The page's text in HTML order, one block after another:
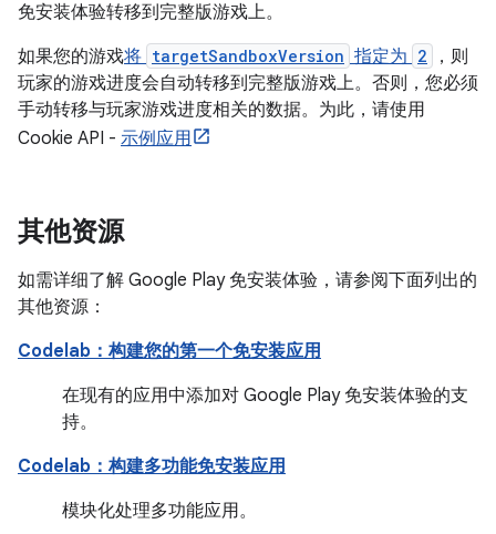
免安装体验转移到完整版游戏上。
如果您的游戏将 targetSandboxVersion 指定为 2
，则
玩家的游戏进度会自动转移到完整版游戏上。否则，您必须
手动转移与玩家游戏进度相关的数据。为此，请使用
Cookie API - 示例应用
其他资源
如需详细了解 Google Play 免安装体验，请参阅下面列出的
其他资源：
Codelab：构建您的第一个免安装应用
在现有的应用中添加对 Google Play 免安装体验的支
持。
Codelab：构建多功能免安装应用
模块化处理多功能应用。